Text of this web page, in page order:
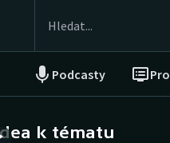
Podcasty
NEPŘEHLÉDNĚTE
k tématu